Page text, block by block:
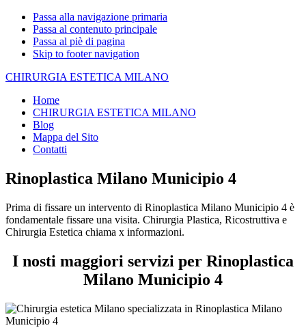
Passa alla navigazione primaria
Passa al contenuto principale
Passa al piè di pagina
Skip to footer navigation
CHIRURGIA ESTETICA MILANO
Home
CHIRURGIA ESTETICA MILANO
Blog
Mappa del Sito
Contatti
Rinoplastica Milano Municipio 4
Prima di fissare un intervento di Rinoplastica Milano Municipio 4 è
fondamentale fissare una visita. Chirurgia Plastica, Ricostruttiva e
Chirurgia Estetica chiama x informazioni.
I nosti maggiori servizi per Rinoplastica
Milano Municipio 4